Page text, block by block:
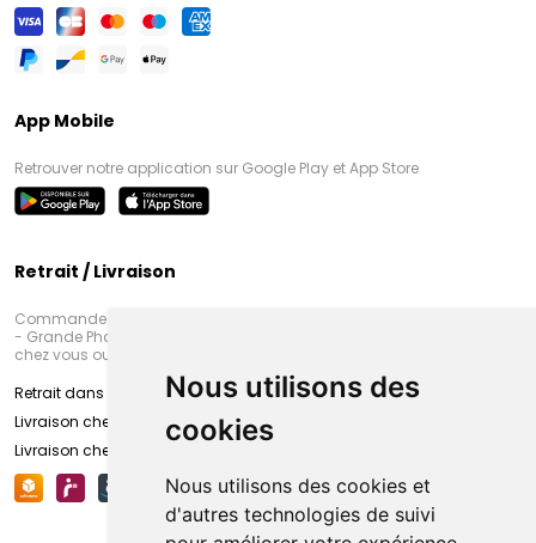
Nous utilisons des
cookies
Nous utilisons des cookies et
d'autres technologies de suivi
App Mobile
Retrouver notre application sur Google Play et App Store
Retrait / Livraison
Commandez en ligne et venez chercher votre commande à Amiens
- Grande Pharmacie d’Amiens (Fachon) ou recevez-là rapidement
chez vous ou en point retrait
Retrait dans la pharmacie d’Amiens
Livraison chez vous
Livraison chez votre commerçant